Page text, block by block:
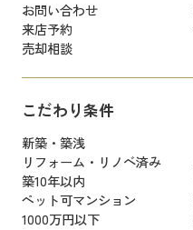
お問い合わせ
来店予約
売却相談
こだわり条件
新築・築浅
リフォーム・リノベ済み
築10年以内
ペット可マンション
1000万円以下